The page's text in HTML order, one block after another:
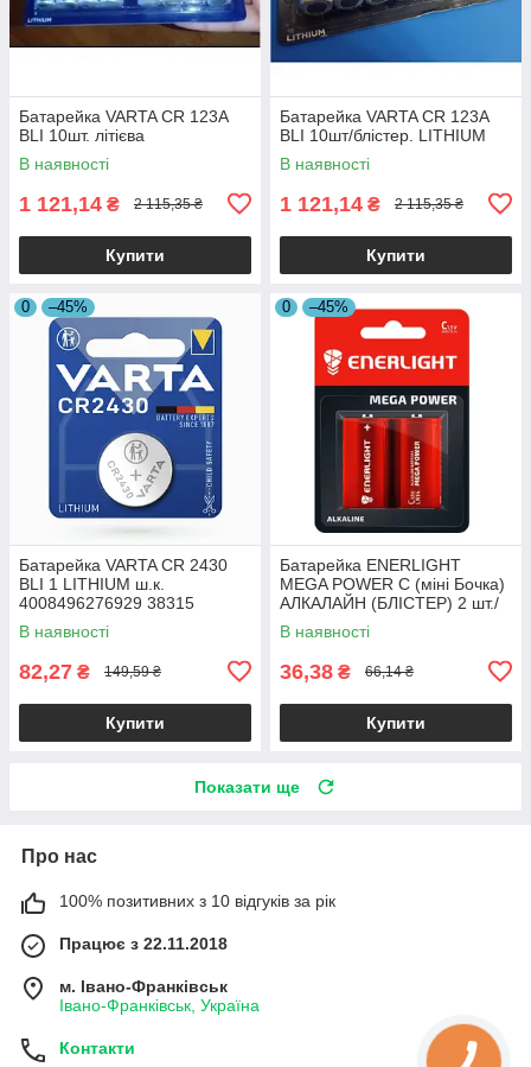
Батарейка VARTA CR 123A
BLI 10шт. літієва
В наявності
1 121,14 ₴ 2 115,35 ₴
Купити
Батарейка VARTA CR 123A
BLI 10шт/блістер. LITHIUM
В наявності
1 121,14 ₴ 2 115,35 ₴
Купити
0 –45%
Батарейка VARTA CR 2430
BLI 1 LITHIUM ш.к.
4008496276929 38315
В наявності
82,27 ₴ 149,59 ₴
Купити
0 –45%
Батарейка ENERLIGHT
MEGA POWER C (міні Бочка)
АЛКАЛАЙН (БЛІСТЕР) 2 шт./
бл 4823093503380 19824
В наявності
36,38 ₴ 66,14 ₴
Купити
Показати ще
Про нас
100% позитивних з 10 відгуків за рік
Працює з 22.11.2018
м. Івано-Франківськ
Івано-Франківськ, Україна
Контакти